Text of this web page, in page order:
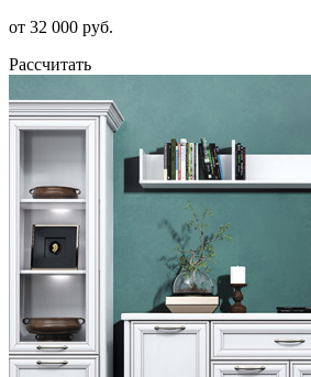
от 32 000 руб.
Рассчитать